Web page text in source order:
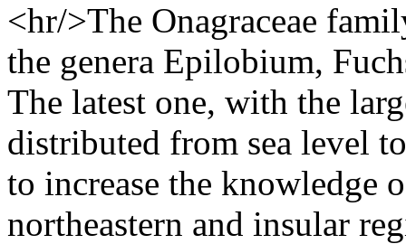
<hr/>The Onagraceae
the genera Epilobium,
The latest one, with the
distributed from sea level
to increase the knowledge
northeastern and insular